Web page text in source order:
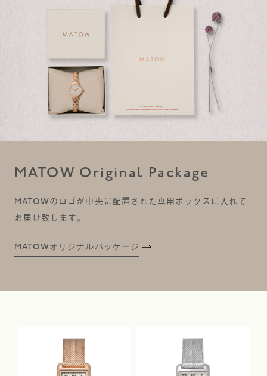
MATOW Original Package
MATOWのロゴが中央に配置された専用ボックスに入れて
お届け致します。
MATOWオリジナルパッケージ